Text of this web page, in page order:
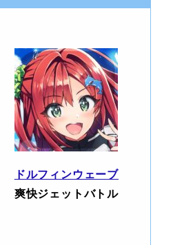
ドルフィンウェーブ
爽快ジェットバトル